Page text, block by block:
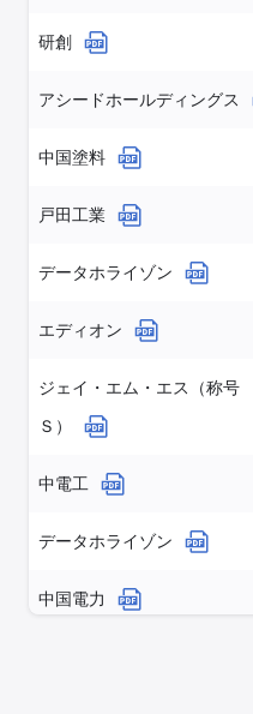
研創
アシードホールディングス
中国塗料
戸田工業
データホライゾン
エディオン
ジェイ・エム・エス（称
Ｓ）
中電工
データホライゾン
中国電力